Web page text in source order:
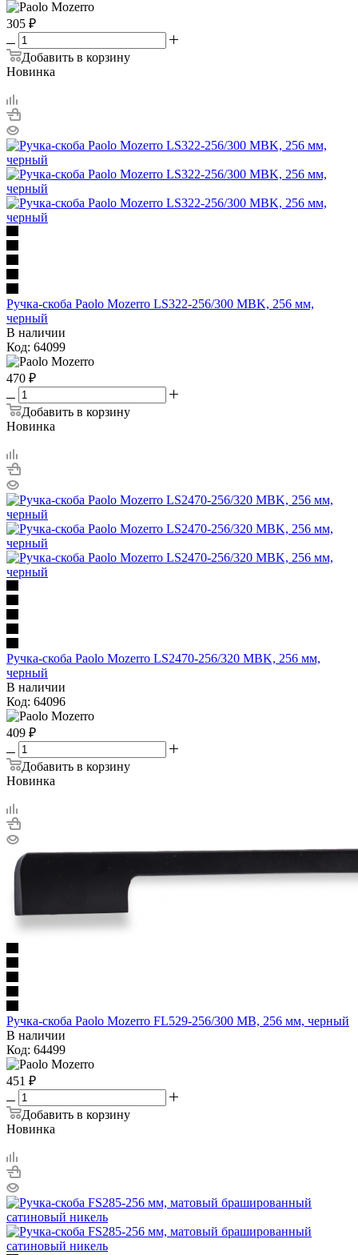
305 ₽
Добавить в корзину
Новинка
Ручка-скоба Paolo Mozerro LS322-256/300 MBK, 256 мм,
черный
В наличии
Код: 64099
470 ₽
Добавить в корзину
Новинка
Ручка-скоба Paolo Mozerro LS2470-256/320 MBK, 256 мм,
черный
В наличии
Код: 64096
409 ₽
Добавить в корзину
Новинка
Ручка-скоба Paolo Mozerro FL529-256/300 MB, 256 мм, черный
В наличии
Код: 64499
451 ₽
Добавить в корзину
Новинка